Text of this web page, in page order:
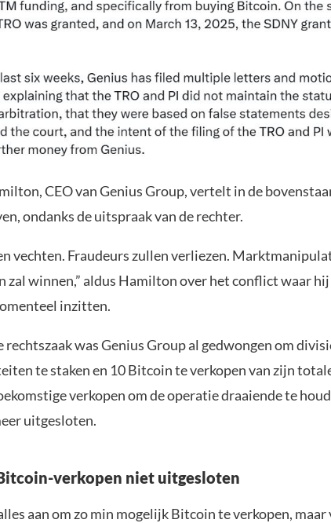
CEO van Genius Group, vertelt in de
ondanks de uitspraak van de rechter.
vechten. Fraudeurs zullen verliezen.
zal winnen,” aldus Hamilton over het conflict waar hij
inzitten.
rechtszaak was Genius Group al gedwongen om
te staken en 10 Bitcoin te verkopen van zijn
verkopen om de operatie draaiende te
uitgesloten.
verkopen niet uitgesloten
aan om zo min mogelijk Bitcoin te verkopen,